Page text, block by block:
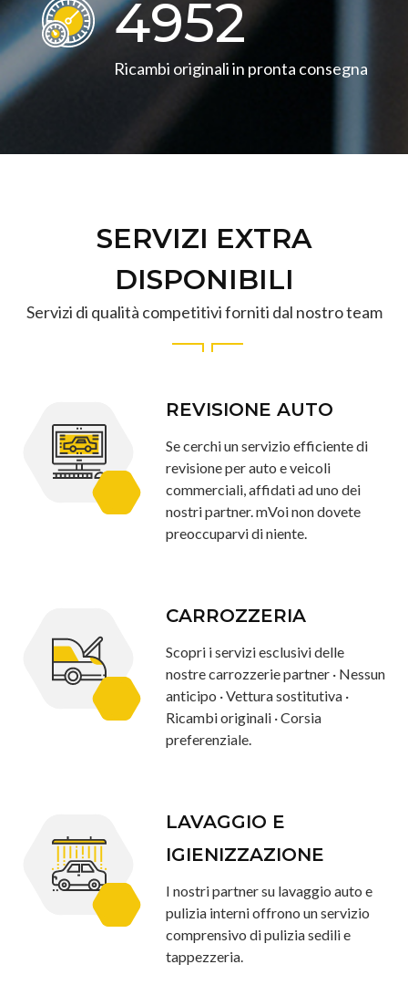
4990
Ricambi originali in pronta consegna
SERVIZI EXTRA
DISPONIBILI
Servizi di qualità competitivi forniti dal nostro team
REVISIONE AUTO
Se cerchi un servizio efficiente di
revisione per auto e veicoli
commerciali, affidati ad uno dei
nostri partner. mVoi non dovete
preoccuparvi di niente.
CARROZZERIA
Scopri i servizi esclusivi delle
nostre carrozzerie partner · Nessun
anticipo · Vettura sostitutiva ·
Ricambi originali · Corsia
preferenziale.
LAVAGGIO E
IGIENIZZAZIONE
I nostri partner su lavaggio auto e
pulizia interni offrono un servizio
comprensivo di pulizia sedili e
tappezzeria.